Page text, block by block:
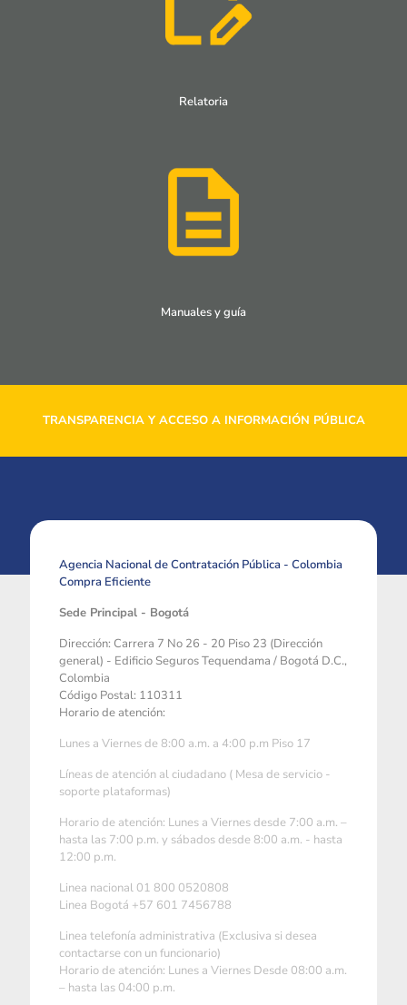
Relatoria
Manuales y guía
TRANSPARENCIA Y ACCESO A INFORMACIÓN PÚBLICA
Agencia Nacional de Contratación Pública - Colombia
Compra Eficiente
Sede Principal - Bogotá
Dirección: Carrera 7 No 26 - 20 Piso 23 (Dirección
general) - Edificio Seguros Tequendama / Bogotá D.C.,
Colombia
Código Postal: 110311
Horario de atención:
Lunes a Viernes de 8:00 a.m. a 4:00 p.m Piso 17
Líneas de atención al ciudadano ( Mesa de servicio -
soporte plataformas)
Horario de atención: Lunes a Viernes desde 7:00 a.m. –
hasta las 7:00 p.m. y sábados desde 8:00 a.m. - hasta
12:00 p.m.
Linea nacional 01 800 0520808
Linea Bogotá +57 601 7456788
Linea telefonía administrativa (Exclusiva si desea
contactarse con un funcionario)
Horario de atención: Lunes a Viernes Desde 08:00 a.m.
– hasta las 04:00 p.m.